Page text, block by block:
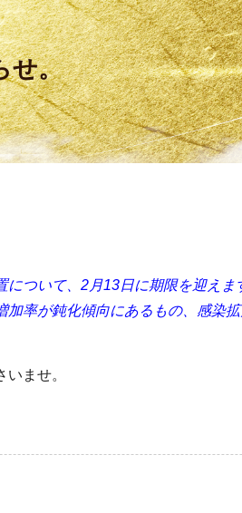
せ。
ついて、2月13日に期限を迎え
加率が鈍化傾向にあるもの、感染
ませ。